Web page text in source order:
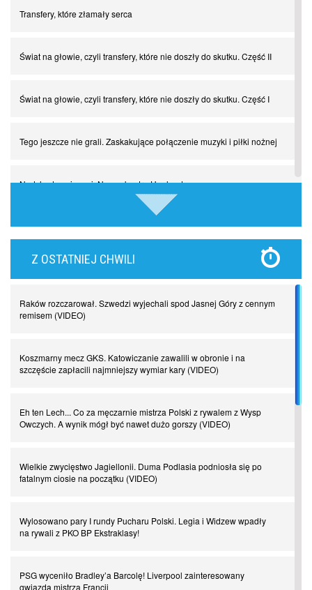
Transfery, które złamały serca
Świat na głowie, czyli transfery, które nie doszły do skutku. Część II
Świat na głowie, czyli transfery, które nie doszły do skutku. Część I
Tego jeszcze nie grali. Zaskakujące połączenie muzyki i piłki nożnej
Nadchodzą giganci. Nunez kontra Haaland
Lewandowski kontra Bayern. Czy wilk będzie syty, a owca cała?
Piłkarz z numerem 47. Phil Foden i inne przypadki
Spadkowicze z Serie A. Komu powiemy ciao?
Powrót do Ekstraklasy. Kolejny sen Miedzi Legnica
Chłopak z pizzerii. Kim był zmarły Mino Raiola?
drużynę?
Z OSTATNIEJ CHWILI
Raków rozczarował. Szwedzi wyjechali spod Jasnej Góry z cennym
remisem (VIDEO)
Koszmarny mecz GKS. Katowiczanie zawalili w obronie i na
szczęście zapłacili najmniejszy wymiar kary (VIDEO)
Eh ten Lech... Co za męczarnie mistrza Polski z rywalem z Wysp
Owczych. A wynik mógł być nawet dużo gorszy (VIDEO)
Wielkie zwycięstwo Jagiellonii. Duma Podlasia podniosła się po
fatalnym ciosie na początku (VIDEO)
Wylosowano pary I rundy Pucharu Polski. Legia i Widzew wpadły
na rywali z PKO BP Ekstraklasy!
PSG wyceniło Bradley’a Barcolę! Liverpool zainteresowany
gwiazdą mistrza Francji